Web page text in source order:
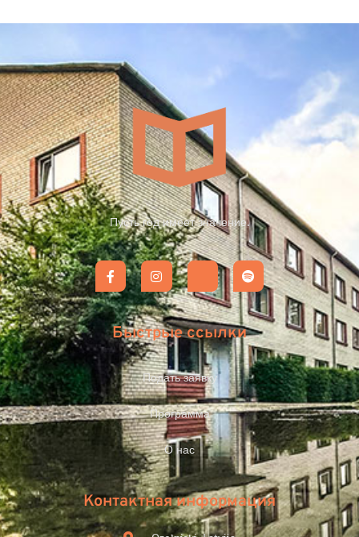
Пусть год имеет значение.
Быстрые ссылки
Подать заявку
Программа
О нас
Контактная информация